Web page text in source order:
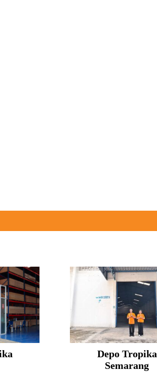
Depo Tropika
Semarang